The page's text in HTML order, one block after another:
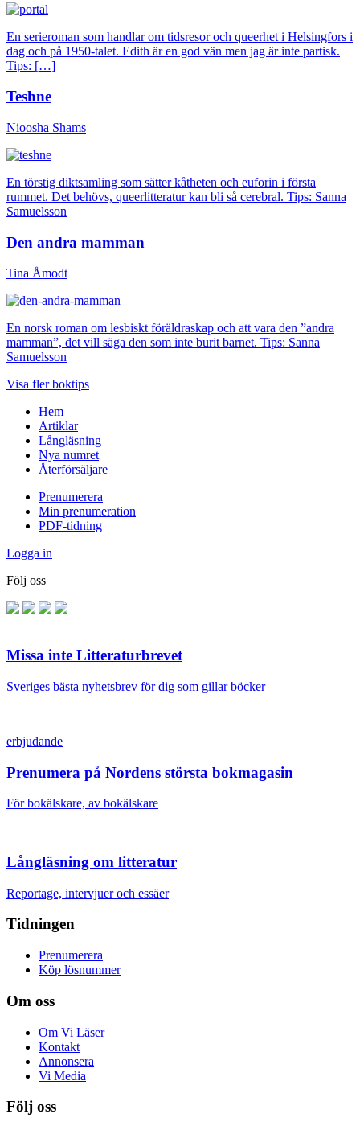
En serieroman som handlar om tidsresor och queerhet i Helsingfors i
dag och på 1950-talet. Edith är en god vän men jag är inte partisk.
Tips: […]
Teshne
Nioosha Shams
En törstig diktsamling som sätter kåtheten och euforin i första
rummet. Det behövs, queerlitteratur kan bli så cerebral. Tips: Sanna
Samuelsson
Den andra mamman
Tina Åmodt
En norsk roman om lesbiskt föräldraskap och att vara den ”andra
mamman”, det vill säga den som inte burit barnet. Tips: Sanna
Samuelsson
Visa fler boktips
Hem
Artiklar
Långläsning
Nya numret
Återförsäljare
Prenumerera
Min prenumeration
PDF-tidning
Logga in
Följ oss
Missa inte Litteraturbrevet
Sveriges bästa nyhetsbrev för dig som gillar böcker
erbjudande
Prenumera på Nordens största bokmagasin
För bokälskare, av bokälskare
Långläsning om litteratur
Reportage, intervjuer och essäer
Tidningen
Prenumerera
Köp lösnummer
Om oss
Om Vi Läser
Kontakt
Annonsera
Vi Media
Följ oss